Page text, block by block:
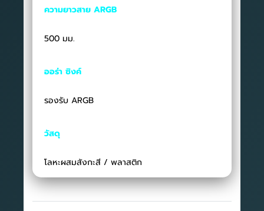
ความยาวสาย ARGB
500 มม.
ออร่า ซิงค์
รองรับ ARGB
วัสดุ
โลหะผสมสังกะสี / พลาสติก